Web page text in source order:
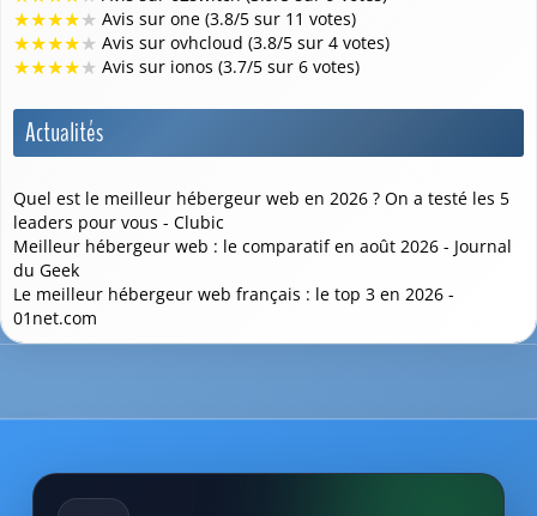
★★★★★ Avis sur one (3.8/5 sur 11 votes)
★★★★★ Avis sur ovhcloud (3.8/5 sur 4 votes)
★★★★★ Avis sur ionos (3.7/5 sur 6 votes)
Actualités
Quel est le meilleur hébergeur web en 2026 ? On a testé les 5
leaders pour vous - Clubic
Meilleur hébergeur web : le comparatif en août 2026 - Journal
du Geek
Le meilleur hébergeur web français : le top 3 en 2026 -
01net.com